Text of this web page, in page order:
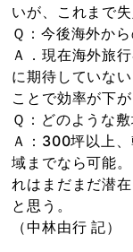
いが、これまで失
Ｑ：今後海外か
Ａ．現在海外旅
に期待していな
ことで効率が下
Ｑ：どのような
Ａ：300坪以上
域までなら可能
れはまだまだ潜
と思う。
（中林由行 記）